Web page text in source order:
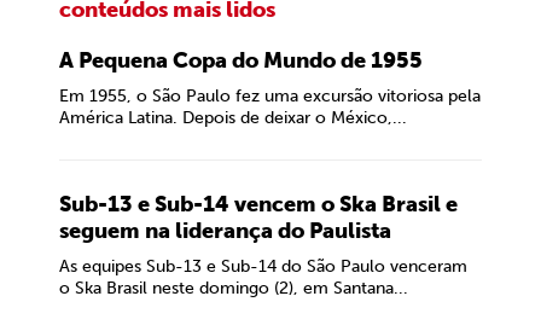
conteúdos mais lidos
A Pequena Copa do Mundo de 1955
Em 1955, o São Paulo fez uma excursão vitoriosa pela
América Latina. Depois de deixar o México,...
Sub-13 e Sub-14 vencem o Ska Brasil e
seguem na liderança do Paulista
As equipes Sub-13 e Sub-14 do São Paulo venceram
o Ska Brasil neste domingo (2), em Santana...